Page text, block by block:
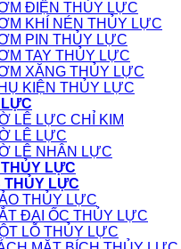
ĐIỆN THỦY LỰC
KHÍ NÉN THỦY LỰC
PIN THỦY LỰC
TAY THỦY LỰC
XĂNG THỦY LỰC
KIỆN THỦY LỰC
LÊ LỰC CHỈ KIM
LÊ LỰC
LÊ NHÂN LỰC
LỰC
THỦY LỰC
THỦY LỰC
ĐAI ỐC THỦY LỰC
LỖ THỦY LỰC